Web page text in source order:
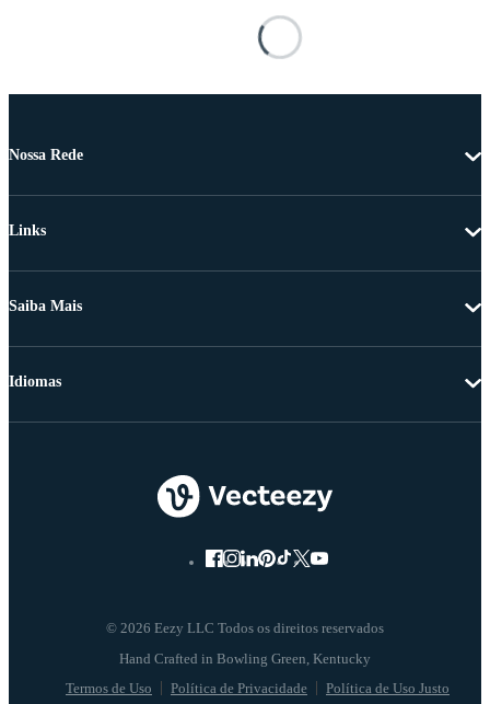
Nossa Rede
Links
Saiba Mais
© 2026 Eezy LLC Todos os direitos reservados
Termos de Uso Política de Privacidade Política de Uso Justo
Idiomas